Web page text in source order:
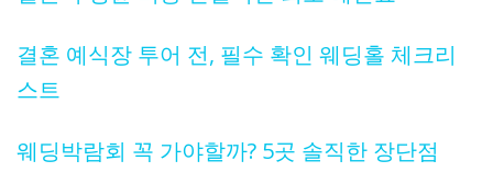
결혼 예식장 투어 전, 필수 확인 웨딩홀 체크리
스트
웨딩박람회 꼭 가야할까? 5곳 솔직한 장단점